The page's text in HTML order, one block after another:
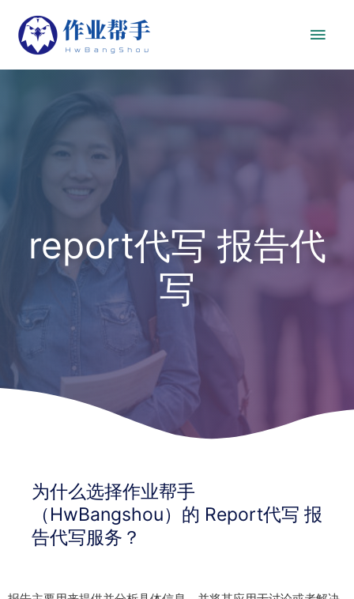
report代写 报告代
写
为什么选择作业帮手
（HwBangshou）的 Report代写 报
告代写服务？